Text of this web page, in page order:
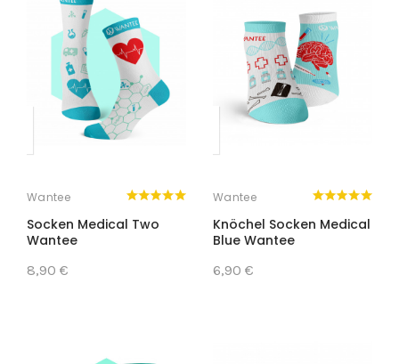
Wantee
Socken Medical Two
Wantee
8,90 €
Wantee
Knöchel Socken Medical
Blue Wantee
6,90 €